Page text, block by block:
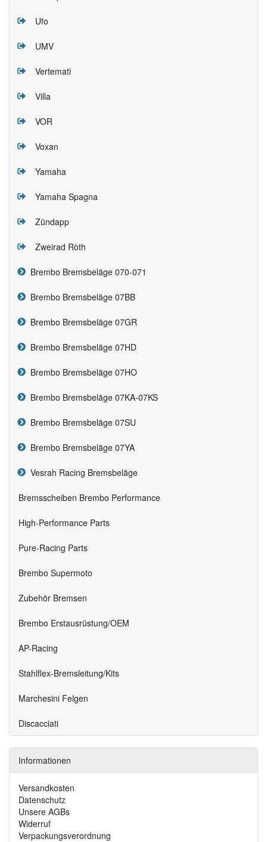
Ufo
UMV
Vertemati
Villa
VOR
Voxan
Yamaha
Yamaha Spagna
Zündapp
Zweirad Ròth
Brembo Bremsbeläge 070-071
Brembo Bremsbeläge 07BB
Brembo Bremsbeläge 07GR
Brembo Bremsbeläge 07HD
Brembo Bremsbeläge 07HO
Brembo Bremsbeläge 07KA-07KS
Brembo Bremsbeläge 07SU
Brembo Bremsbeläge 07YA
Vesrah Racing Bremsbeläge
Bremsscheiben Brembo Performance
High-Performance Parts
Pure-Racing Parts
Brembo Supermoto
Zubehör Bremsen
Brembo Erstausrüstung/OEM
AP-Racing
Stahlflex-Bremsleitung/Kits
Marchesini Felgen
Discacciati
Informationen
Versandkosten
Datenschutz
Unsere AGBs
Widerruf
Verpackungsverordnung